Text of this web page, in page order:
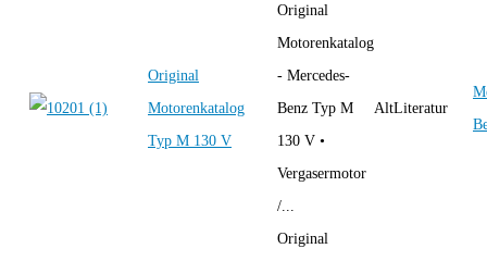
Original
Motorenkatalog
Typ M 130 V
Original
Motorenkatalog
- Mercedes-
Benz Typ M
130 V •
Vergasermotor
/...
AltLiteratur
Original